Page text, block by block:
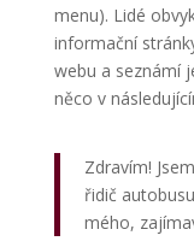
menu). Lidé
informační
webu a seznámí
něco v
Zdravím!
řidič
mého,